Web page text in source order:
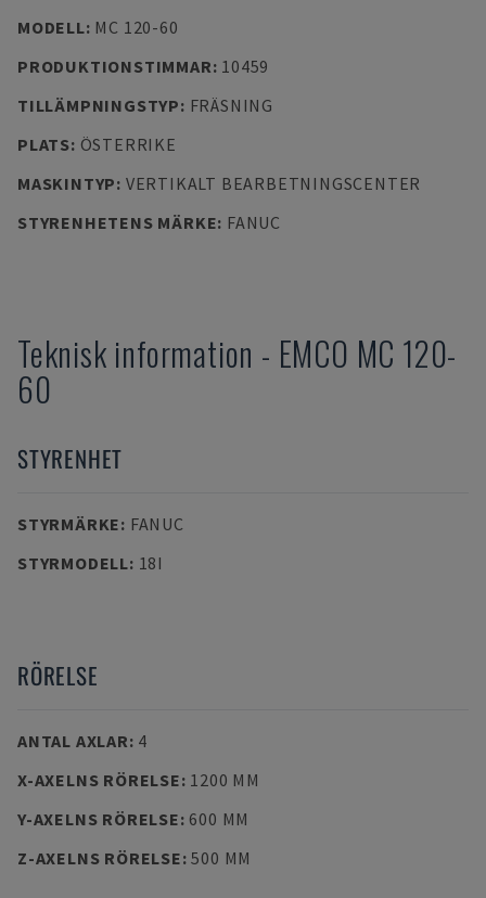
MODELL: MC 120-60
PRODUKTIONSTIMMAR: 10459
TILLÄMPNINGSTYP: FRÄSNING
PLATS: ÖSTERRIKE
MASKINTYP: VERTIKALT BEARBETNINGSCENTER
STYRENHETENS MÄRKE: FANUC
Teknisk information - EMCO MC 120-
60
STYRENHET
STYRMÄRKE: FANUC
STYRMODELL: 18I
RÖRELSE
ANTAL AXLAR: 4
X-AXELNS RÖRELSE: 1200 MM
Y-AXELNS RÖRELSE: 600 MM
Z-AXELNS RÖRELSE:500 MM